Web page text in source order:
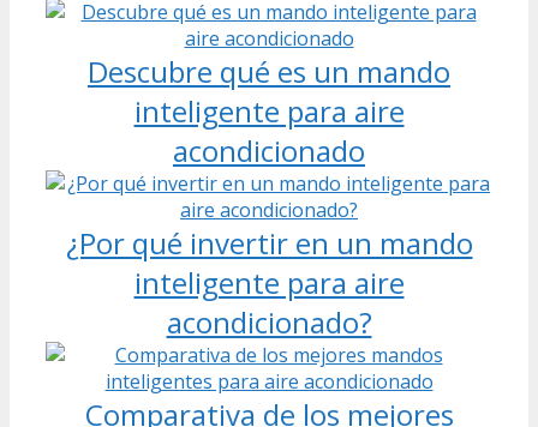
Descubre qué es un mando
inteligente para aire
acondicionado
¿Por qué invertir en un mando
inteligente para aire
acondicionado?
Comparativa de los mejores